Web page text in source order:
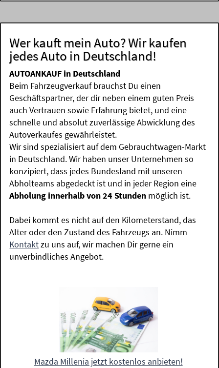
Wer kauft mein Auto? Wir kaufen
jedes Auto in Deutschland!
AUTOANKAUF in Deutschland
Beim Fahrzeugverkauf brauchst Du einen
Geschäftspartner, der dir neben einem guten Preis
auch Vertrauen sowie Erfahrung bietet, und eine
schnelle und absolut zuverlässige Abwicklung des
Autoverkaufes gewährleistet.
Wir sind spezialisiert auf dem Gebrauchtwagen-Markt
in Deutschland. Wir haben unser Unternehmen so
konzipiert, dass jedes Bundesland mit unseren
Abholteams abgedeckt ist und in jeder Region eine
Abholung innerhalb von 24 Stunden möglich ist.
Dabei kommt es nicht auf den Kilometerstand, das
Alter oder den Zustand des Fahrzeugs an. Nimm
Kontaktzu uns auf, wir machen Dir gerne ein
unverbindliches Angebot.
Mazda Millenia jetzt kostenlos anbieten!